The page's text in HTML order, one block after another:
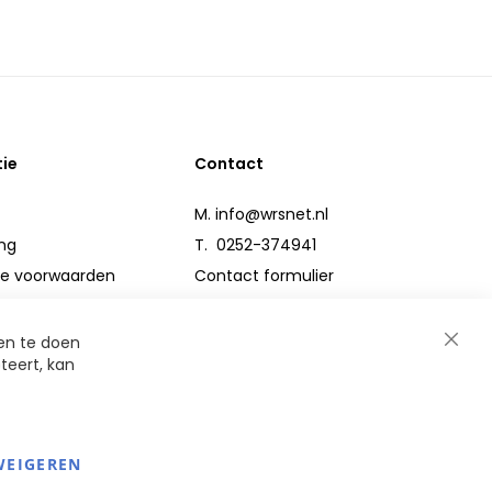
voorwaarden
Contact
M. info@wrsnet.nl
T. 0252-374941
Contact formulier
Close
te doen
kan